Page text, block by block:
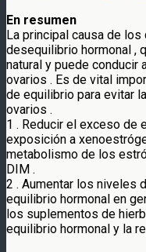
En resumen
La principal causa de
desequilibrio hormonal ,
natural y puede conducir
ovarios . Es de vital
de equilibrio para evitar
ovarios .
1 . Reducir el exceso de
exposición a
metabolismo de los
DIM .
2 . Aumentar los niveles
equilibrio hormonal en
los suplementos de
equilibrio hormonal y la